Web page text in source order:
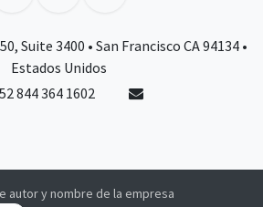
Suite 3400 • San Francisco CA 94134 •
Estados Unidos
52 844 364 1602
autor y nombre de la empresa